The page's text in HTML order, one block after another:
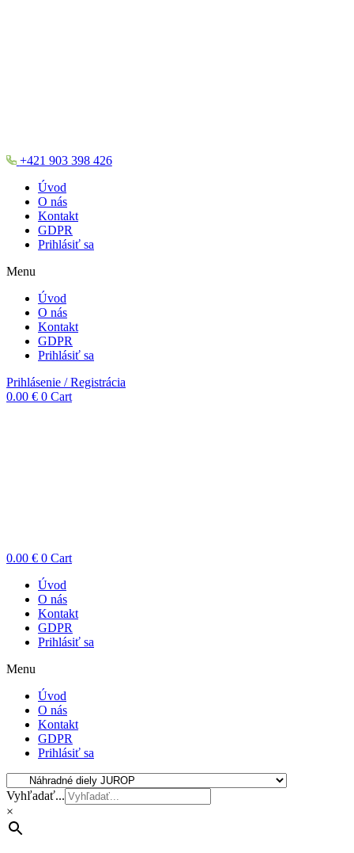
+421 903 398 426
Úvod
O nás
Kontakt
GDPR
Prihlásiť sa
Menu
Úvod
O nás
Kontakt
GDPR
Prihlásiť sa
Prihlásenie / Registrácia
0.00 € 0 Cart
0.00 € 0 Cart
Úvod
O nás
Kontakt
GDPR
Prihlásiť sa
Menu
Úvod
O nás
Kontakt
GDPR
Prihlásiť sa
Vyhľadať...
×